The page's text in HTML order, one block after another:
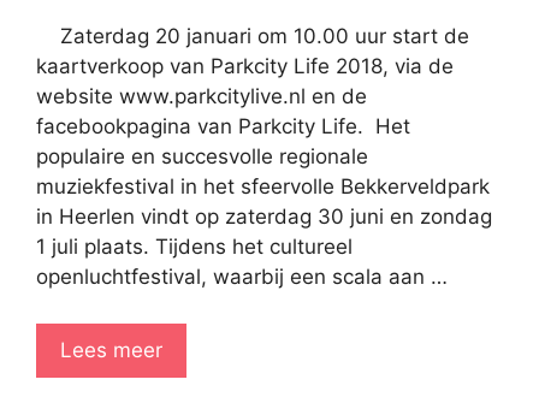
Zaterdag 20 januari om 10.00 uur start de
kaartverkoop van Parkcity Life 2018, via de
website www.parkcitylive.nl en de
facebookpagina van Parkcity Life. Het
populaire en succesvolle regionale
muziekfestival in het sfeervolle Bekkerveldpark
in Heerlen vindt op zaterdag 30 juni en zondag
1 juli plaats. Tijdens het cultureel
openluchtfestival, waarbij een scala aan …
Lees meer